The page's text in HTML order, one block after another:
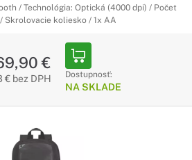
/ Technológia: Optická (4000 dpi) / Počet
Skrolovacie koliesko / 1x AA
€
€ bez DPH Dostupnosť:
NA SKLADE